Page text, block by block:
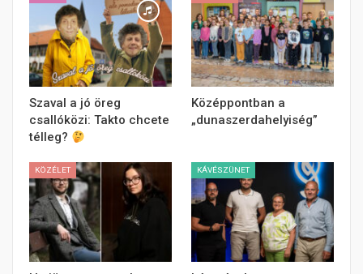
Szaval a jó öreg
csallóközi: Takto chcete
télleg?
Középpontban a
„dunaszerdahelyiség”
KÖZÉLET KÁVÉSZÜNET